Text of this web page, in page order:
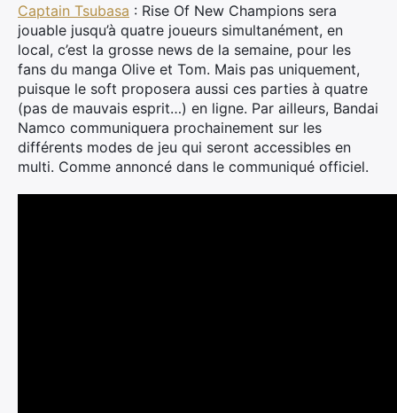
Captain Tsubasa : Rise Of New Champions sera
jouable jusqu’à quatre joueurs simultanément, en
local, c’est la grosse news de la semaine, pour les
fans du manga Olive et Tom. Mais pas uniquement,
puisque le soft proposera aussi ces parties à quatre
(pas de mauvais esprit…) en ligne. Par ailleurs, Bandai
Namco communiquera prochainement sur les
différents modes de jeu qui seront accessibles en
multi. Comme annoncé dans le communiqué officiel.